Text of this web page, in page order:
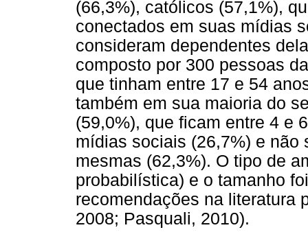
(66,3%), católicos (57,1%),
conectados em suas mídias
consideram dependentes
composto por 300 pessoas
que tinham entre 17 e 54
também em sua maioria do
(59,0%), que ficam entre 4 e
mídias sociais (26,7%) e não
mesmas (62,3%). O tipo de
probabilística) e o tamanho
recomendações na literatura
2008; Pasquali, 2010).